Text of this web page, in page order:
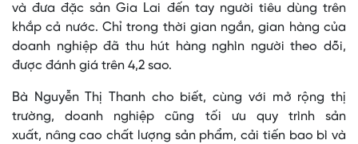
và đưa đặc sản Gia Lai đến tay người tiêu dùng trên
khắp cả nước. Chỉ trong thời gian ngắn, gian hàng của
doanh nghiệp đã thu hút hàng nghìn người theo dõi,
được đánh giá trên 4,2 sao.
Bà Nguyễn Thị Thanh cho biết, cùng với mở rộng thị
trường, doanh nghiệp cũng tối ưu quy trình sản
xuất, nâng cao chất lượng sản phẩm, cải tiến bao bì và